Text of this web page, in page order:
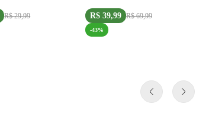
R$ 29,99 R$ 39,99 R$ 69,99
-43%